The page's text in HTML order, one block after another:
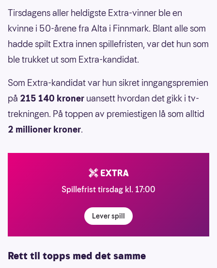
Tirsdagens aller heldigste Extra-vinner ble en
kvinne i 50-årene fra Alta i Finnmark. Blant alle som
hadde spilt Extra innen spillefristen, var det hun som
ble trukket ut som Extra-kandidat.
Som Extra-kandidat var hun sikret inngangspremien
på 215 140 kroner uansett hvordan det gikk i tv-
trekningen. På toppen av premiestigen lå som alltid
2 millioner kroner.
Spillefrist tirsdag kl. 17:00
Lever spill
Rett til topps med det samme